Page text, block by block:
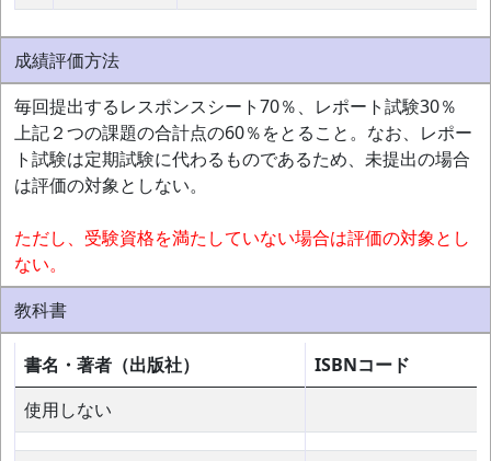
成績評価方法
毎回提出するレスポンスシート70％、レポート試験30％
上記２つの課題の合計点の60％をとること。なお、レポー
ト試験は定期試験に代わるものであるため、未提出の場合
は評価の対象としない。
ただし、受験資格を満たしていない場合は評価の対象とし
ない。
教科書
書名・著者（出版社）
ISBNコード
使用しない